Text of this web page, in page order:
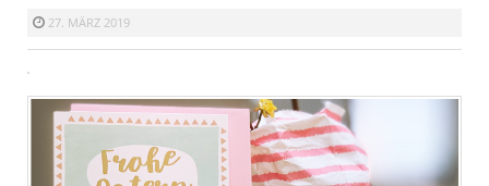
27. MÄRZ 2019